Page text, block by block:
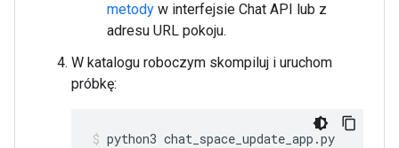
metody w interfejsie Chat API lub z
adresu URL pokoju.
W katalogu roboczym skompiluj i uruchom
próbkę:
python3 chat_space_update_app.py